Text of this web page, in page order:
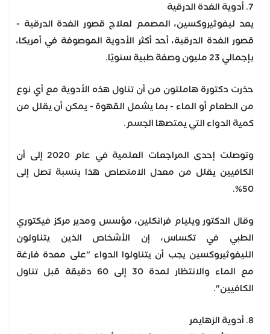
7. أدوية الغدة الدرقية
يعد ليفوثيروكسين، المصمم لعلاج قصور الغدة الدرقية -
قصور الغدة الدرقية، أحد أكثر الأدوية الموصوفة في أمريكا،
بإجمالي 23 مليون وصفة طبية سنويًا.
حذرت دكتورة هاملتون من أن تناول هذه الأدوية مع أي نوع
من الطعام أو الماء - بما يشمل القهوة - يمكن أن يقلل من
كمية الدواء التي يمتصها الجسم.
وتوصلت إحدى المراجعات العلمية في عام 2020 إلى أن
الكافيين يقلل من معدل الامتصاص هذا بنسبة تصل إلى
50%.
وقال الدكتور ويليام فرانكلين، مؤسس ومدير مركز فيكتوري
الطبي في تكساس، إن الأشخاص الذين يتناولون
الليفوثيروكسين يجب أن يتناولوا الدواء "على معدة فارغة
مع الماء والانتظار لمدة 30 إلى 60 دقيقة قبل تناول
الكافيين".
8. أدوية الزهايمر